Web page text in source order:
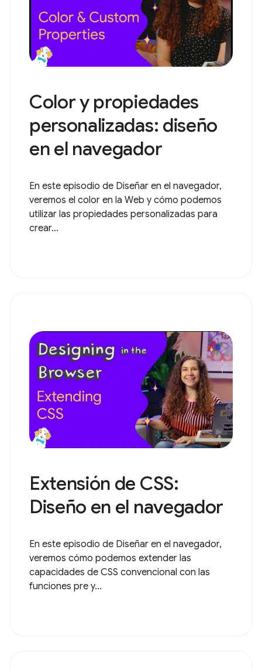
Color y propiedades
personalizadas: diseño
en el navegador
En este episodio de Diseñar en el navegador,
veremos el color en la Web y cómo podemos
utilizar las propiedades personalizadas para
crear...
Extensión de CSS:
Diseño en el navegador
En este episodio de Diseñar en el navegador,
veremos cómo podemos extender las
capacidades de CSS convencional con las
funciones pre y...